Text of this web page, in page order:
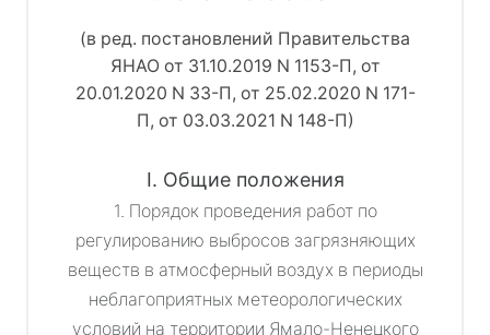
(в ред. постановлений Правительства
ЯНАО от 31.10.2019 N 1153-П, от
20.01.2020 N 33-П, от 25.02.2020 N 171-
П, от 03.03.2021 N 148-П)
I. Общие положения
1. Порядок проведения работ по
регулированию выбросов загрязняющих
веществ в атмосферный воздух в периоды
неблагоприятных метеорологических
условий на территории Ямало-Ненецкого